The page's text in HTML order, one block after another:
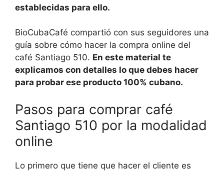
establecidas para ello.
BioCubaCafé compartió con sus seguidores una
guía sobre cómo hacer la compra online del
café Santiago 510. En este material te
explicamos con detalles lo que debes hacer
para probar ese producto 100% cubano.
Pasos para comprar café
Santiago 510 por la modalidad
online
Lo primero que tiene que hacer el cliente es